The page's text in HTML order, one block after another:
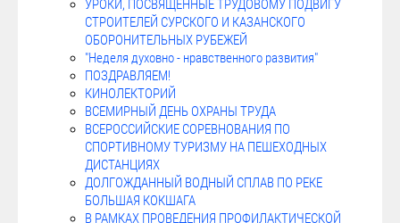
УРОКИ, ПОСВЯЩЕННЫЕ ТРУДОВОМУ ПОДВИГУ
СТРОИТЕЛЕЙ СУРСКОГО И КАЗАНСКОГО
ОБОРОНИТЕЛЬНЫХ РУБЕЖЕЙ
"Неделя духовно - нравственного развития"
ПОЗДРАВЛЯЕМ!
КИНОЛЕКТОРИЙ
ВСЕМИРНЫЙ ДЕНЬ ОХРАНЫ ТРУДА
ВСЕРОССИЙСКИЕ СОРЕВНОВАНИЯ ПО
СПОРТИВНОМУ ТУРИЗМУ НА ПЕШЕХОДНЫХ
ДИСТАНЦИЯХ
ДОЛГОЖДАННЫЙ ВОДНЫЙ СПЛАВ ПО РЕКЕ
БОЛЬШАЯ КОКШАГА
В РАМКАХ ПРОВЕДЕНИЯ ПРОФИЛАКТИЧЕСКОЙ